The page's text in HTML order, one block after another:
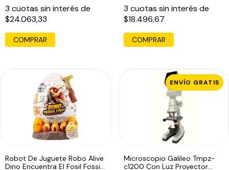
3 cuotas sin interés de
$24.063,33
3 cuotas sin interés de
$18.496,67
Robot De Juguete Robo Alive
Dino Encuentra El Fosil Fossil
ENVÍO GRATIS
Microscopio Galileo Tmpz-
c1200 Con Luz Proyector